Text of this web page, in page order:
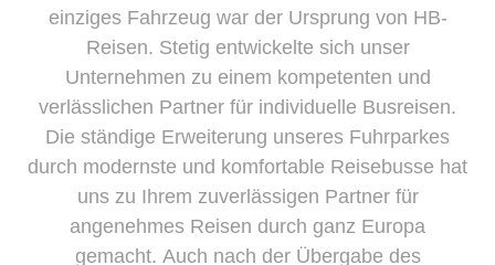
einziges Fahrzeug war der Ursprung von HB-
Reisen. Stetig entwickelte sich unser
Unternehmen zu einem kompetenten und
verlässlichen Partner für individuelle Busreisen.
Die ständige Erweiterung unseres Fuhrparkes
durch modernste und komfortable Reisebusse hat
uns zu Ihrem zuverlässigen Partner für
angenehmes Reisen durch ganz Europa
gemacht. Auch nach der Übergabe des